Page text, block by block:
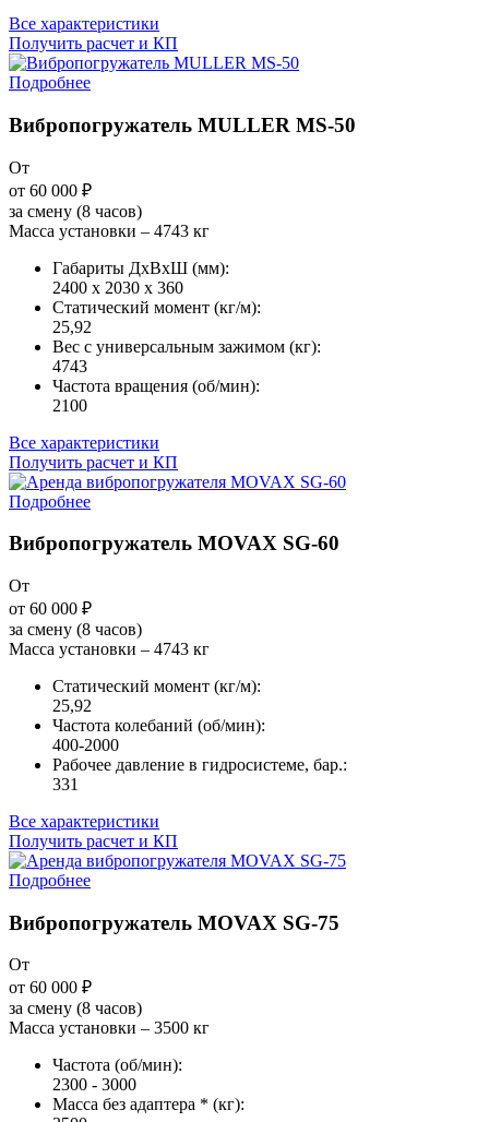
Все характеристики
Получить расчет и КП
Подробнее
Вибропогружатель MULLER MS-50
От
от 60 000 ₽
за смену (8 часов)
Масса установки – 4743 кг
Габариты ДxВxШ (мм):
2400 x 2030 x 360
Статический момент (кг/м):
25,92
Вес с универсальным зажимом (кг):
4743
Частота вращения (об/мин):
2100
Все характеристики
Получить расчет и КП
Подробнее
Вибропогружатель MOVAX SG-60
От
от 60 000 ₽
за смену (8 часов)
Масса установки – 4743 кг
Статический момент (кг/м):
25,92
Частота колебаний (об/мин):
400-2000
Рабочее давление в гидросистеме, бар.:
331
Все характеристики
Получить расчет и КП
Подробнее
Вибропогружатель MOVAX SG-75
От
от 60 000 ₽
за смену (8 часов)
Масса установки – 3500 кг
Частота (об/мин):
2300 - 3000
Масса без адаптера * (кг):